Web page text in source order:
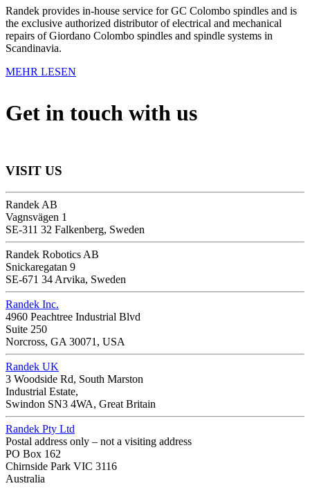
Randek provides in-house service for GC Colombo spindles and is
the exclusive authorized distributor of electrical and mechanical
repairs of Giordano Colombo spindles and spindle systems in
Scandinavia.
MEHR LESEN
Get in touch with us
VISIT US
Randek AB
Vagnsvägen 1
SE-311 32 Falkenberg, Sweden
Randek Robotics AB
Snickaregatan 9
SE-671 34 Arvika, Sweden
Randek Inc.
4960 Peachtree Industrial Blvd
Suite 250
Norcross, GA 30071, USA
Randek UK
3 Woodside Rd, South Marston
Industrial Estate,
Swindon SN3 4WA, Great Britain
Randek Pty Ltd
Postal address only – not a visiting address
PO Box 162
Chirnside Park VIC 3116
Australia